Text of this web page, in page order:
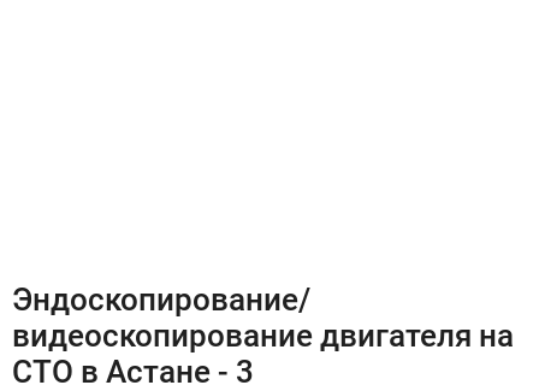
Эндоскопирование/
видеоскопирование двигателя на
СТО в Астане - 3